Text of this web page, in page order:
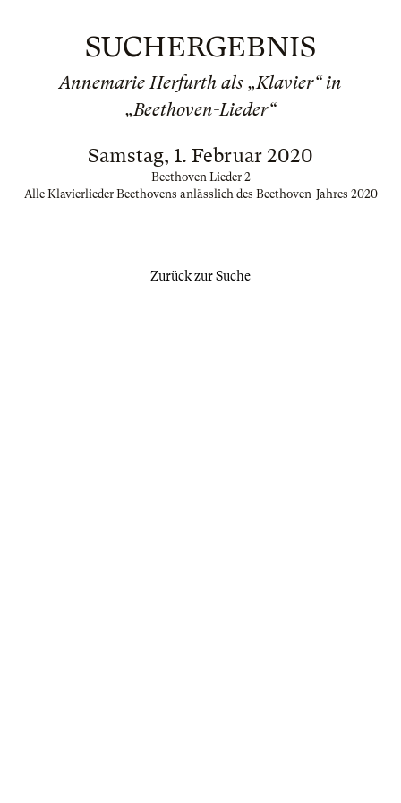
SUCHERGEBNIS
Annemarie Herfurth als „Klavier“ in
„Beethoven-Lieder“
Samstag, 1. Februar 2020
Beethoven Lieder 2
Alle Klavierlieder Beethovens anlässlich des Beethoven-Jahres 2020
Zurück zur Suche